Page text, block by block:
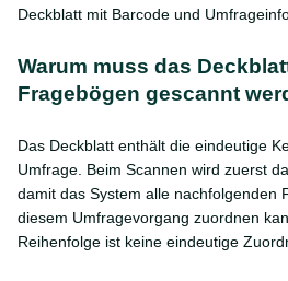
Deckblatt mit Barcode und
Warum muss das
Fragebögen gescannt
Das Deckblatt enthält die eindeutige
Umfrage. Beim Scannen wird zuerst
damit das System alle nachfolgenden
diesem Umfragevorgang zuordnen
Reihenfolge ist keine eindeutige